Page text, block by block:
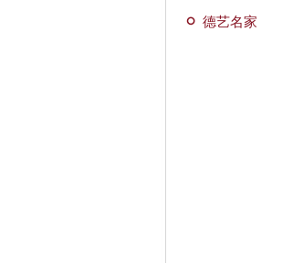
德艺名家